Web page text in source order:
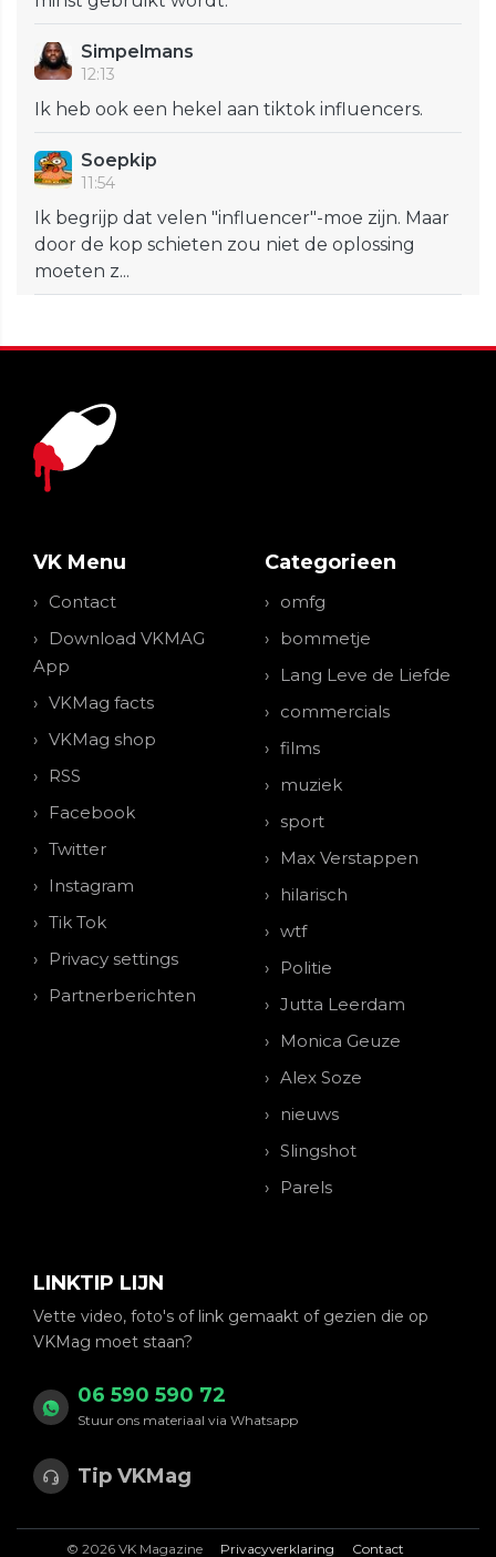
Simpelmans
12:13
Ik heb ook een hekel aan tiktok influencers.
Soepkip
11:54
Ik begrijp dat velen "influencer"-moe zijn. Maar
door de kop schieten zou niet de oplossing
moeten z...
VK Menu
Contact
Download VKMAG
App
VKMag facts
VKMag shop
RSS
Facebook
Twitter
Instagram
Tik Tok
Privacy settings
Partnerberichten
Categorieen
omfg
bommetje
Lang Leve de Liefde
commercials
films
muziek
sport
Max Verstappen
hilarisch
wtf
Politie
Jutta Leerdam
Monica Geuze
Alex Soze
nieuws
Slingshot
Parels
LINKTIP LIJN
Vette video, foto's of link gemaakt of gezien die op
VKMag moet staan?
06 590 590 72
Stuur ons materiaal via Whatsapp
Tip VKMag
© 2026 VK Magazine Privacyverklaring Contact